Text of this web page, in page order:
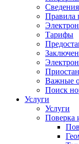
Правила
Тарифы
Важные
Поиск
Услуги
Услуги
Поверка